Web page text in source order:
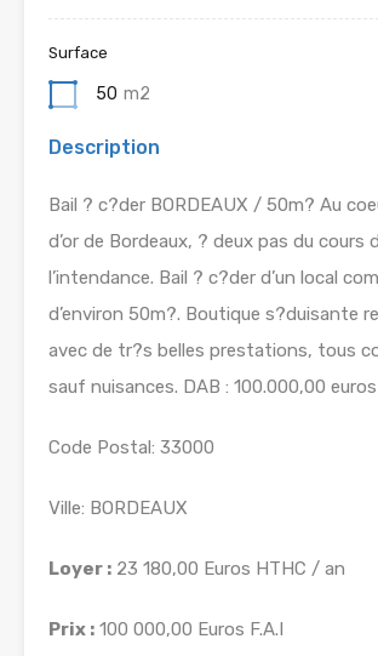
Surface
50 m2
Description
Bail ? c?der BORDEAUX / 50m? Au
d’or de Bordeaux, ? deux pas du cours
l’intendance. Bail ? c?der d’un local
d’environ 50m?. Boutique s?duisante
avec de tr?s belles prestations, tous
sauf nuisances. DAB : 100.000,00 euros
Code Postal: 33000
Ville: BORDEAUX
Loyer : 23 180,00 Euros HTHC / an
Prix : 100 000,00 Euros F.A.I